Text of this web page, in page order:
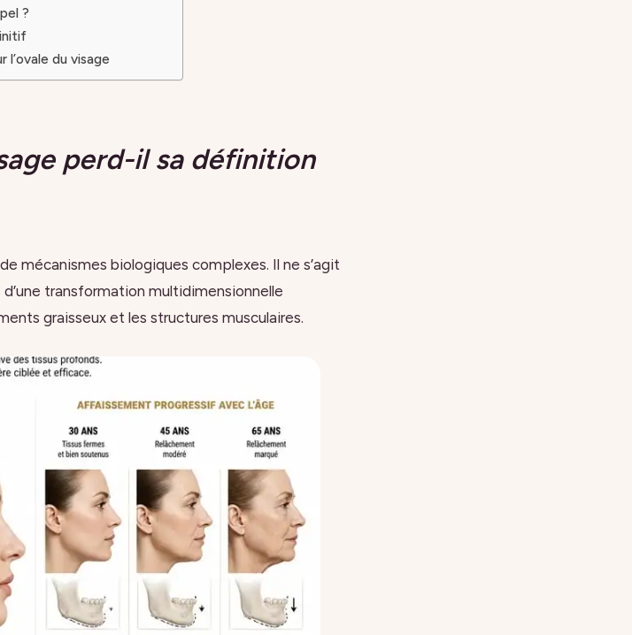
?
du visage
perd-il sa définition
mécanismes biologiques complexes. Il ne s’agit
transformation multidimensionnelle
graisseux et les structures musculaires.